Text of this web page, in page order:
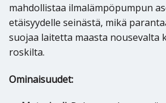
mahdollistaa ilmalämpöpumpun
etäisyydelle seinästä, mikä
suojaa laitetta maasta nousevalta
roskilta.
Ominaisuudet: